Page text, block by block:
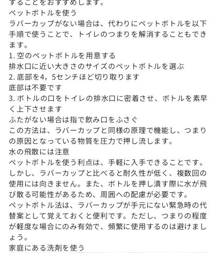
ペットボトルを使う
ラバーカップがない場合は、代わりにペットボトルを以下
手順で使うことで、トイレのつまりを解消することもでき
ます。
1. 空のペットボトルを用意する
排水口に近い大きさのサイズのペットボトルを選ぶ
2. 底部を4，5センチほど切り取ります
底部は不要です
3. ボトルの口をトイレの排水口に密着させ、ボトルを素早
く上下させます
ふたがない場合は指で飲み口をふさぐ
この方法は、ラバーカップと同様の原理で機能し、つまり
の原因となっている物質を圧力で押し流します。
水の飛散には注意
ペットボトルを使う利点は、手軽に入手できることです。
しかし、ラバーカップと比べると耐久性が低く、複数回の
使用には向きません。また、ボトルを押し潰す際に水が飛
び散る可能性があるため、周囲への配慮が必要です。
ペットボトル法は、ラバーカップが手元にない緊急時の代
替案として覚えておくと便利です。ただし、つまりの程度
が軽度な場合にのみ有効で、頻繁に使用するのは避けまし
ょう。
家庭にある洗剤を使う